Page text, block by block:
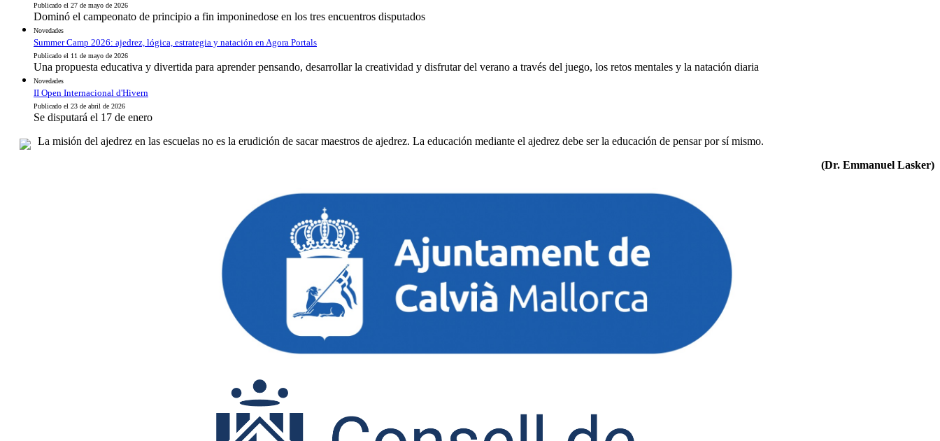
Publicado el 27 de mayo de 2026
Dominó el campeonato de principio a fin imponinedose en los tres encuentros disputados
Novedades
Summer Camp 2026: ajedrez, lógica, estrategia y natación en Agora Portals
Publicado el 11 de mayo de 2026
Una propuesta educativa y divertida para aprender pensando, desarrollar la creatividad y disfrutar del verano a través del juego, los retos mentales y la natación diaria
Novedades
II Open Internacional d'Hivern
Publicado el 23 de abril de 2026
Se disputará el 17 de enero
La misión del ajedrez en las escuelas no es la erudición de sacar maestros de ajedrez. La educación mediante el ajedrez debe ser la educación de pensar por sí mismo.
(Dr. Emmanuel Lasker)